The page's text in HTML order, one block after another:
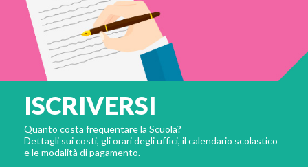
ISCRIVERSI
Quanto costa frequentare la Scuola?
Dettagli sui costi, gli orari degli uffici, il calendario scolastico
e le modalità di pagamento.